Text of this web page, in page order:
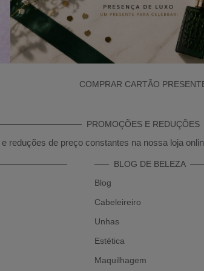
COMPRAR CARTÃO
PROMOÇÕES E REDUÇÕES
reduções de preço constantes na nossa loja
BLOG DE BELEZA
Blog
Cabeleireiro
Unhas
Estética
Maquilhagem